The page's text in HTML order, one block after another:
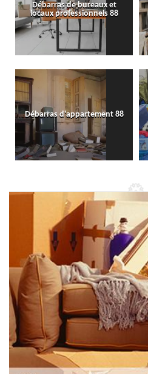
Débarras de bureaux et
locaux professionnels 88
Débarras d'appartement 88